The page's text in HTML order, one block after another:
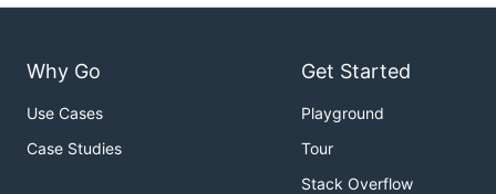
Why Go
Use Cases
Case Studies
Get Started
Playground
Tour
Stack Overflow